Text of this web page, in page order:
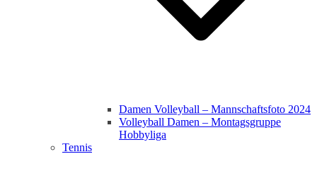
Damen Volleyball – Mannschaftsfoto 2024
Volleyball Damen – Montagsgruppe
Hobbyliga
Tennis